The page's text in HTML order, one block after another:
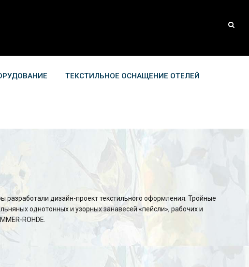
ТЕКСТИЛЬНОЕ ОСНАЩЕНИЕ ОТЕЛЕЙ
разработали дизайн-проект текстильного оформления. Тройные
однотонных и узорных занавесей «пейсли», рабочих и
ROHDE.